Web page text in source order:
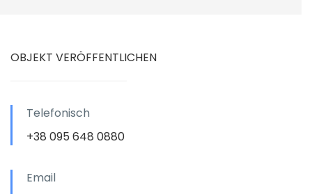
OBJEKT VERÖFFENTLICHEN
Telefonisch
+38 095 648 0880
Email